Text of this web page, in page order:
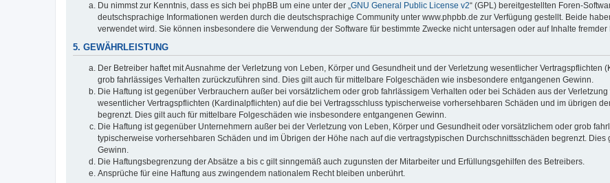
Du nimmst zur Kenntnis, dass es sich bei phpBB um eine unter der „ GNU General Public License v2“ (GPL) bereitgestellten Foren-
deutschsprachige Informationen werden durch die deutschsprachige Community unter www.phpbb.de zur Verfügung gestellt. Beide
verwendet wird. Sie können insbesondere die Verwendung der Software für bestimmte Zwecke nicht untersagen oder auf Inhalte fremder
5. GEWÄHRLEISTUNG
Der Betreiber haftet mit Ausnahme der Verletzung von Leben, Körper und Gesundheit und der Verletzung wesentlicher
grob fahrlässiges Verhalten zurückzuführen sind. Dies gilt auch für mittelbare Folgeschäden wie insbesondere entgangenen Gewinn.
Die Haftung ist gegenüber Verbrauchern außer bei vorsätzlichem oder grob fahrlässigem Verhalten oder bei Schäden aus der
wesentlicher Vertragspflichten (Kardinalpflichten) auf die bei Vertragsschluss typischerweise vorhersehbaren Schäden und im übrigen
begrenzt. Dies gilt auch für mittelbare Folgeschäden wie insbesondere entgangenen Gewinn.
Die Haftung ist gegenüber Unternehmern außer bei der Verletzung von Leben, Körper und Gesundheit oder vorsätzlichem oder grob
typischerweise vorhersehbaren Schäden und im Übrigen der Höhe nach auf die vertragstypischen Durchschnittsschäden begrenzt.
Gewinn.
Die Haftungsbegrenzung der Absätze a bis c gilt sinngemäß auch zugunsten der Mitarbeiter und Erfüllungsgehilfen des Betreibers.
Ansprüche für eine Haftung aus zwingendem nationalem Recht bleiben unberührt.